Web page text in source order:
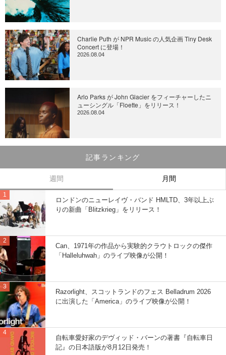
Charlie Puth が NPR Music の人気企画 Tiny Desk
Concert に登場！
2026.08.04
Arlo Parks が John Glacier をフィーチャーしたニ
ューシングル「Floette」をリリース！
2026.08.04
記事ランキング
週間 月間
ロンドンのニューレイヴ・バンド HMLTD、3年以上ぶ
りの新曲「Blitzkrieg」をリリース！
Can、1971年の作品から実験的クラウトロックの傑作
「Halleluhwah」のライブ映像が公開！
Razorlight、スコットランドのフェス Belladrum 2026
に出演した「America」のライブ映像が公開！
自転車愛好家のデヴィッド・バーンの著書『自転車日
記』の日本語版が8月12日発売！